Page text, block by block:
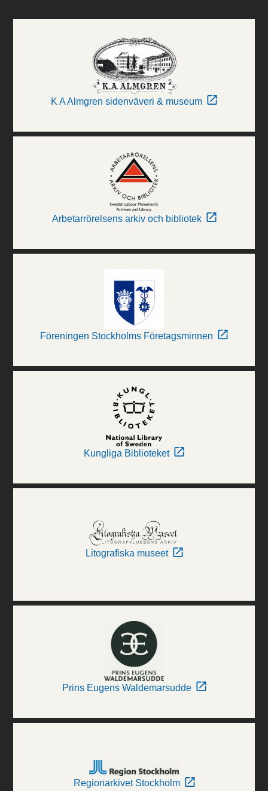
K A Almgren sidenväveri & museum
Arbetarrörelsens arkiv och bibliotek
Föreningen Stockholms Företagsminnen
Kungliga Biblioteket
Litografiska museet
Prins Eugens Waldemarsudde
Regionarkivet Stockholm